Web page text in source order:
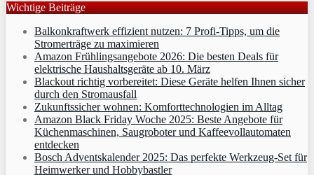
Wichtige Beiträge
Balkonkraftwerk effizient nutzen: 7 Profi-Tipps, um die
Stromerträge zu maximieren
Amazon Frühlingsangebote 2026: Die besten Deals für
elektrische Haushaltsgeräte ab 10. März
Blackout richtig vorbereitet: Diese Geräte helfen Ihnen sicher
durch den Stromausfall
Zukunftssicher wohnen: Komforttechnologien im Alltag
Amazon Black Friday Woche 2025: Beste Angebote für
Küchenmaschinen, Saugroboter und Kaffeevollautomaten
entdecken
Bosch Adventskalender 2025: Das perfekte Werkzeug-Set für
Heimwerker und Hobbybastler